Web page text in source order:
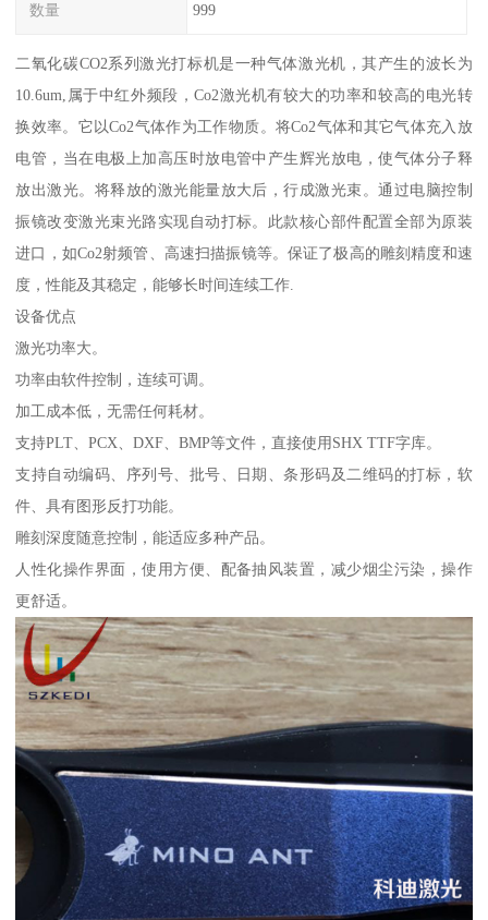
数量 999
二氧化碳CO2系列激光打标机是一种气体激光机，其产生的波长为
10.6um,属于中红外频段，Co2激光机有较大的功率和较高的电光转
换效率。它以Co2气体作为工作物质。将Co2气体和其它气体充入放
电管，当在电极上加高压时放电管中产生辉光放电，使气体分子释
放出激光。将释放的激光能量放大后，行成激光束。通过电脑控制
振镜改变激光束光路实现自动打标。此款核心部件配置全部为原装
进口，如Co2射频管、高速扫描振镜等。保证了极高的雕刻精度和速
度，性能及其稳定，能够长时间连续工作.
设备优点
激光功率大。
功率由软件控制，连续可调。
加工成本低，无需任何耗材。
支持PLT、PCX、DXF、BMP等文件，直接使用SHX TTF字库。
支持自动编码、序列号、批号、日期、条形码及二维码的打标，软
件、具有图形反打功能。
雕刻深度随意控制，能适应多种产品。
人性化操作界面，使用方便、配备抽风装置，减少烟尘污染，操作
更舒适。